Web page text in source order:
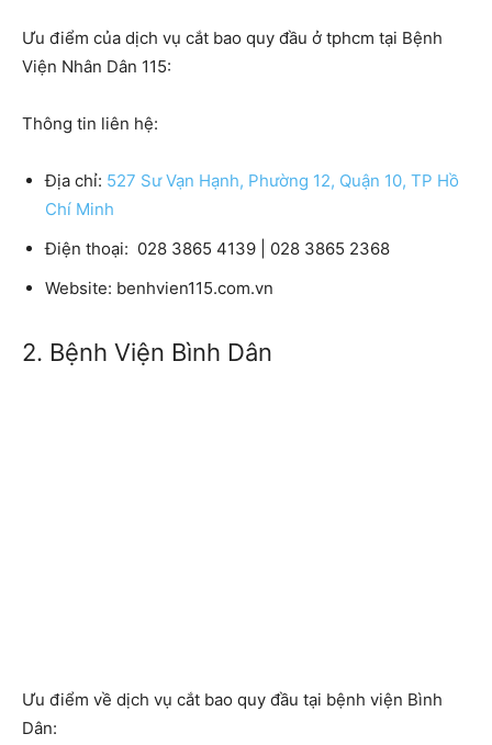
Ưu điểm của dịch vụ cắt bao quy đầu ở tphcm tại Bệnh
Viện Nhân Dân 115:
Thông tin liên hệ:
Địa chỉ: 527 Sư Vạn Hạnh, Phường 12, Quận 10, TP Hồ
Chí Minh
Điện thoại: 028 3865 4139 | 028 3865 2368
Website: benhvien115.com.vn
2. Bệnh Viện Bình Dân
Ưu điểm về dịch vụ cắt bao quy đầu tại bệnh viện Bình
Dân: